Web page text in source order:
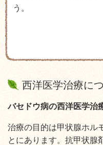
う。
西洋医学治療に
バセドウ病の西洋医学治
治療の目的は甲状腺ホル
とにあります。抗甲状腺